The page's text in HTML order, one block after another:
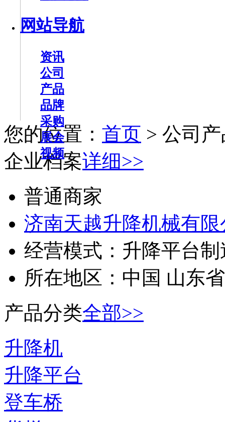
网站导航
资讯
公司
产品
品牌
采购
展会
视频
您的位置： 首页 > 公司
企业档案详细>>
普通商家
济南天越升降机械有限
经营模式： 升降平台
所在地区： 中国 山东
产品分类全部>>
升降机
升降平台
登车桥